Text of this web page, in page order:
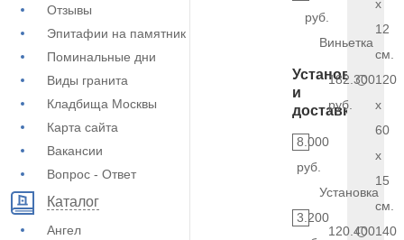
Отзывы
Эпитафии на памятник
Поминальные дни
Виды гранита
Кладбища Москвы
Карта сайта
Вакансии
Вопрос - Ответ
Каталог
Ангел
руб.
Виньетка
Установка
и
доставка
8.000
руб.
Установка
3.200
x
12
см.
182.300
руб.
120
x
60
x
15
см.
120.400140